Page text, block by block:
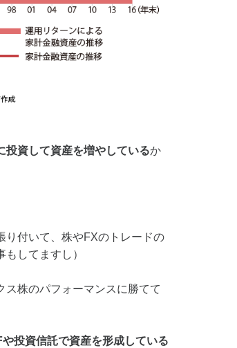
投資して資産を増やしているか
り付いて、株やFXのトレードの
してますし）
ス株のパフォーマンスに勝てて
投資信託で資産を形成している